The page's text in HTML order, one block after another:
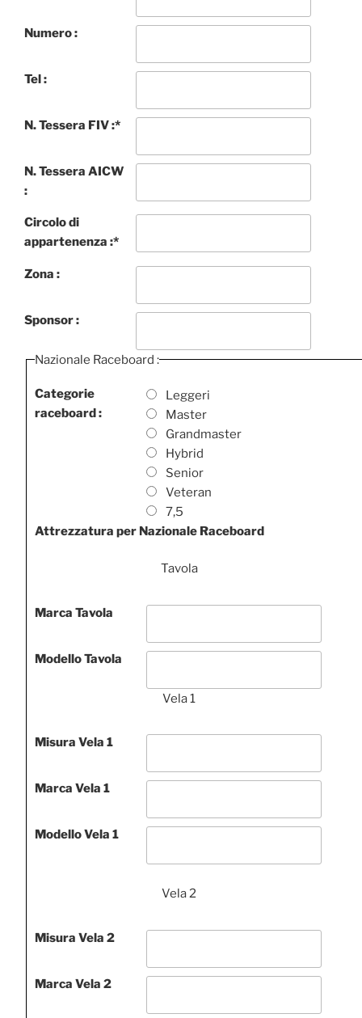
Numero :
Tel :
N. Tessera FIV :*
N. Tessera AICW
:
Circolo di
appartenenza :*
Zona :
Sponsor :
Nazionale Raceboard :
Categorie
raceboard :
Leggeri
Master
Grandmaster
Hybrid
Senior
Veteran
7,5
Attrezzatura per Nazionale Raceboard
Tavola
Marca Tavola
Modello Tavola
Vela 1
Misura Vela 1
Marca Vela 1
Modello Vela 1
Vela 2
Misura Vela 2
Marca Vela 2